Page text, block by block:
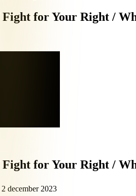
for Your Right /
for Your Right /
december 2023